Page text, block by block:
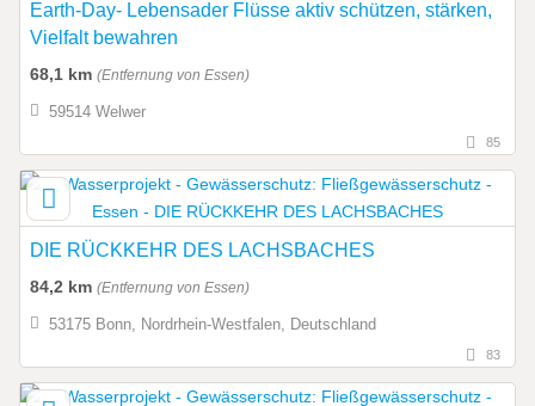
Earth-Day- Lebensader Flüsse aktiv schützen, stärken,
Vielfalt bewahren
68,1 km (Entfernung von Essen)
59514 Welwer
85
DIE RÜCKKEHR DES LACHSBACHES
84,2 km (Entfernung von Essen)
53175 Bonn, Nordrhein-Westfalen, Deutschland
83